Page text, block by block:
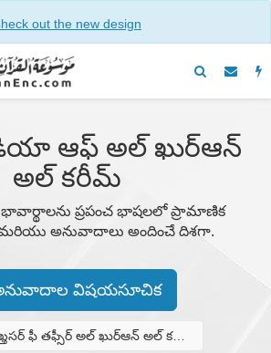
out the new design
ఆఫ్ అల్ ఖుర్ఆన్
అల్ కరీమ్
ప్రపంచ భాషలలో ప్రామాణిక
అనువాదాలు అందించే దిశగా.
విషయసూచిక
ఫీ తఫ్సీర్ అల్ ఖుర్ఆన్ అల్ కరీమ్